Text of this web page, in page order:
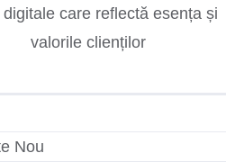
care reflectă esența și
valorile clienților